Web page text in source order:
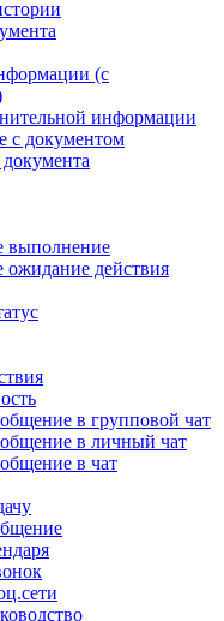
(с
информации
с документом
выполнение
ожидание действия
в групповой чат
в личный чат
в чат